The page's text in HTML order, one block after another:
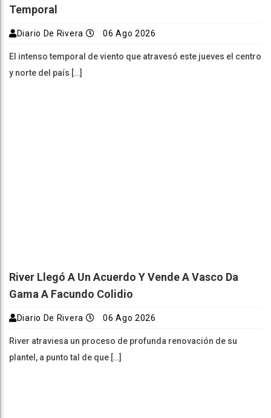
Temporal
Diario De Rivera 06 Ago 2026
El intenso temporal de viento que atravesó este jueves el centro
y norte del país […]
River Llegó A Un Acuerdo Y Vende A Vasco Da
Gama A Facundo Colidio
Diario De Rivera 06 Ago 2026
River atraviesa un proceso de profunda renovación de su
plantel, a punto tal de que […]